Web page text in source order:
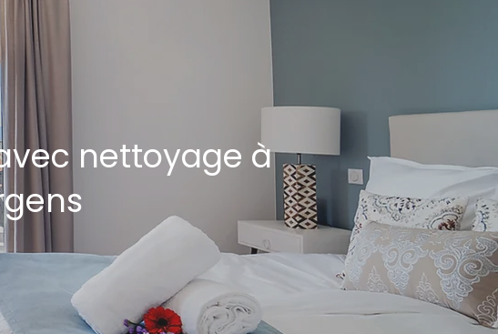
nettoyage à